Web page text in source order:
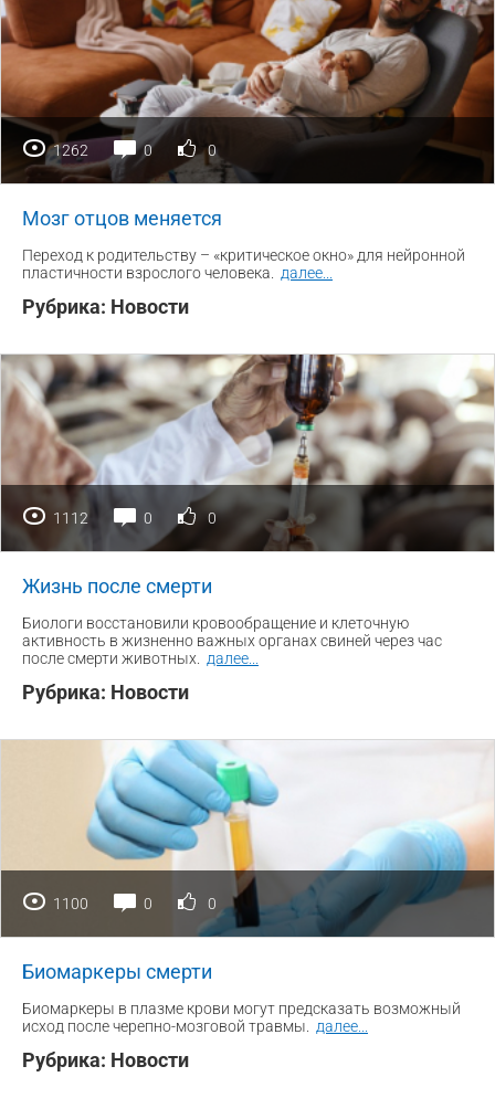
1262 0 0
Мозг отцов меняется
Переход к родительству – «критическое окно» для нейронной
пластичности взрослого человека.
далее
Рубрика: Новости
1112 0 0
Жизнь после смерти
Биологи восстановили кровообращение и клеточную
активность в жизненно важных органах свиней через час
после смерти животных.
далее
Рубрика: Новости
1100 0 0
Биомаркеры смерти
Биомаркеры в плазме крови могут предсказать возможный
исход после черепно-мозговой травмы.
далее
Рубрика: Новости